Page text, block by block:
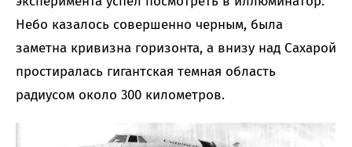
Небо казалось совершенно черным, была
заметна кривизна горизонта, а внизу над Сахарой
простиралась гигантская темная область
радиусом около 300 километров.